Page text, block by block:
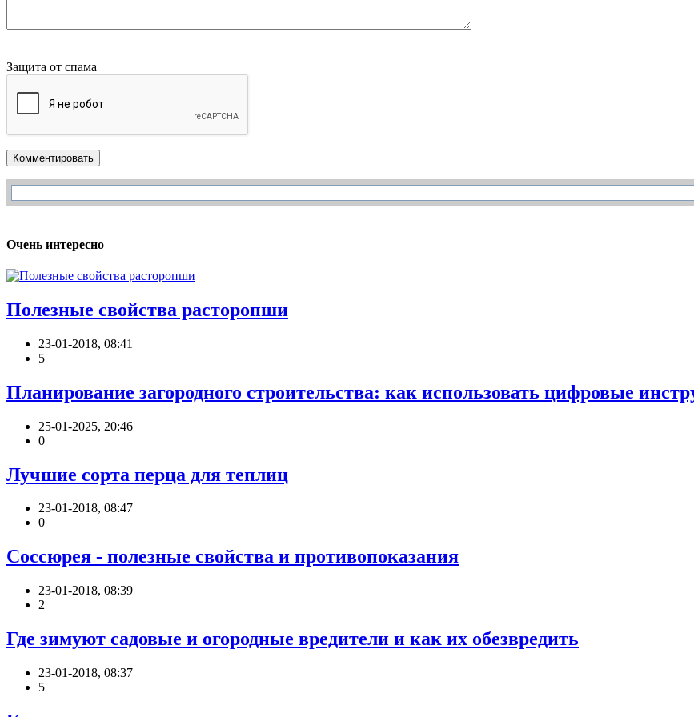
Защита от спама
Комментировать
Очень интересно
Полезные свойства расторопши
23-01-2018, 08:41
5
Планирование загородного строительства: как использовать цифровые
25-01-2025, 20:46
0
Лучшие сорта перца для теплиц
23-01-2018, 08:47
0
Соссюрея - полезные свойства и противопоказания
23-01-2018, 08:39
2
Где зимуют садовые и огородные вредители и как их обезвредить
23-01-2018, 08:37
5